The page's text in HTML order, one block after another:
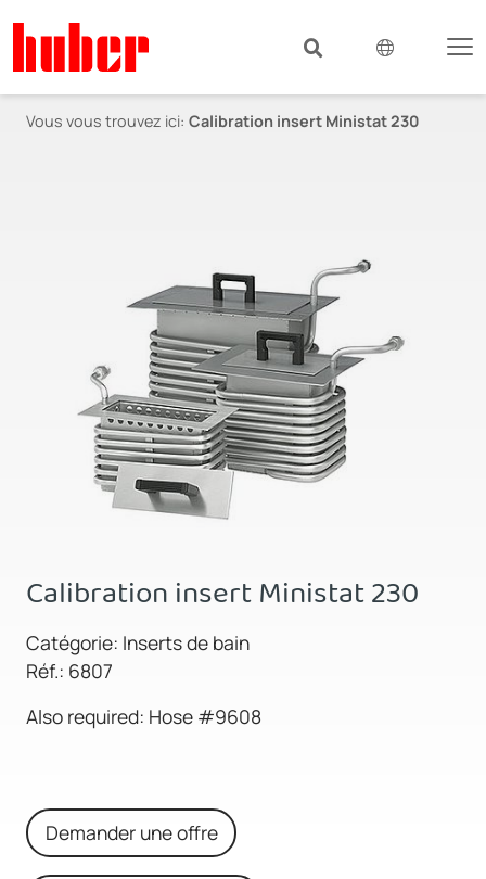
Vous vous trouvez ici: Calibration insert Ministat 230
Calibration insert Ministat 230
Catégorie: Inserts de bain
Réf.: 6807
Also required: Hose #9608
Demander une offre